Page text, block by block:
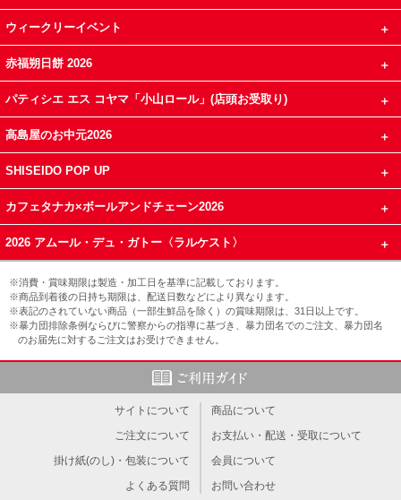
ウィークリーイベント
赤福朔日餅 2026
パティシエ エス コヤマ「小山ロール」(店頭お受取り)
高島屋のお中元2026
SHISEIDO POP UP
カフェタナカ×ボールアンドチェーン2026
2026 アムール・デュ・ガトー〈ラルケスト〉
※消費・賞味期限は製造・加工日を基準に記載しております。
※商品到着後の日持ち期限は、配送日数などにより異なります。
※表記のされていない商品（一部生鮮品を除く）の賞味期限は、31日以上です。
※暴力団排除条例ならびに警察からの指導に基づき、暴力団名でのご注文、暴力団名
のお届先に対するご注文はお受けできません。
サイトについて
商品について
ご注文について
お支払い・配送・受取について
掛け紙(のし)・包装について
会員について
よくある質問
お問い合わせ